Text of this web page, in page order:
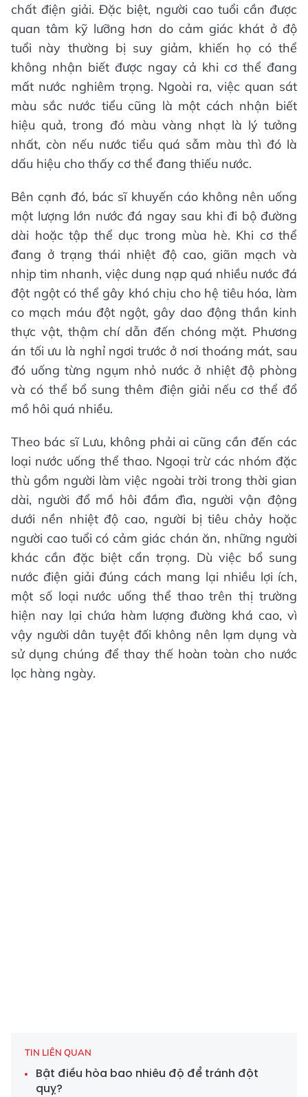
chất điện giải. Đặc biệt, người cao tuổi cần được
quan tâm kỹ lưỡng hơn do cảm giác khát ở độ
tuổi này thường bị suy giảm, khiến họ có thể
không nhận biết được ngay cả khi cơ thể đang
mất nước nghiêm trọng. Ngoài ra, việc quan sát
màu sắc nước tiểu cũng là một cách nhận biết
hiệu quả, trong đó màu vàng nhạt là lý tưởng
nhất, còn nếu nước tiểu quá sẫm màu thì đó là
dấu hiệu cho thấy cơ thể đang thiếu nước.
Bên cạnh đó, bác sĩ khuyến cáo không nên uống
một lượng lớn nước đá ngay sau khi đi bộ đường
dài hoặc tập thể dục trong mùa hè. Khi cơ thể
đang ở trạng thái nhiệt độ cao, giãn mạch và
nhịp tim nhanh, việc dung nạp quá nhiều nước đá
đột ngột có thể gây khó chịu cho hệ tiêu hóa, làm
co mạch máu đột ngột, gây dao động thần kinh
thực vật, thậm chí dẫn đến chóng mặt. Phương
án tối ưu là nghỉ ngơi trước ở nơi thoáng mát, sau
đó uống từng ngụm nhỏ nước ở nhiệt độ phòng
và có thể bổ sung thêm điện giải nếu cơ thể đổ
mồ hôi quá nhiều.
Theo bác sĩ Lưu, không phải ai cũng cần đến các
loại nước uống thể thao. Ngoại trừ các nhóm đặc
thù gồm người làm việc ngoài trời trong thời gian
dài, người đổ mồ hôi đầm đìa, người vận động
dưới nền nhiệt độ cao, người bị tiêu chảy hoặc
người cao tuổi có cảm giác chán ăn, những người
khác cần đặc biệt cẩn trọng. Dù việc bổ sung
nước điện giải đúng cách mang lại nhiều lợi ích,
một số loại nước uống thể thao trên thị trường
hiện nay lại chứa hàm lượng đường khá cao, vì
vậy người dân tuyệt đối không nên lạm dụng và
sử dụng chúng để thay thế hoàn toàn cho nước
lọc hàng ngày.
TIN LIÊN QUAN
Bật điều hòa bao nhiêu độ để tránh đột
quỵ?